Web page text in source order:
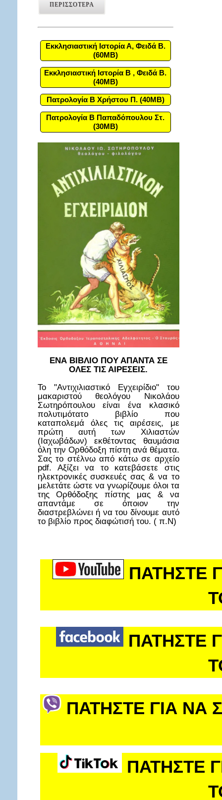
ΠΕΡΙΣΣΟΤΕΡΑ
Εκκλησιαστική Ιστορία Α, Φειδά Β.
(60MB)
Εκκλησιαστική Ιστορία Β , Φειδά Β.
(40MB)
Πατρολογία Β Χρήστου Π. (40MB)
Πατρολογία Β Παπαδόπουλου Στ.
(30MB)
ΕΝΑ ΒΙΒΛΙΟ ΠΟΥ ΑΠΑΝΤΑ ΣΕ
ΟΛΕΣ ΤΙΣ ΑΙΡΕΣΕΙΣ.
Το "Αντιχιλιαστικό Εγχειρίδιο" του
μακαριστού θεολόγου Νικολάου
Σωτηρόπουλου είναι ένα κλασικό
πολυτιμότατο βιβλίο που
καταπολεμά όλες τις αιρέσεις, με
πρώτη αυτή των Χιλιαστών
(Ιαχωβάδων) εκθέτοντας θαυμάσια
όλη την Ορθόδοξη πίστη ανά θέματα.
Σας το στέλνω από κάτω σε αρχείο
pdf. Αξίζει να το κατεβάσετε στις
ηλεκτρονικές συσκευές σας & να το
μελετάτε ώστε να γνωρίζουμε όλοι τα
της Ορθόδοξης πίστης μας & να
απαντάμε σε όποιον την
διαστρεβλώνει ή να του δίνουμε αυτό
το βιβλίο προς διαφώτισή του. ( π.Ν)
ΠΑΤΗΣΤΕ
ΠΑΤΗΣΤΕ
ΠΑΤΗΣΤΕ ΓΙΑ ΝΑ
ΠΑΤΗΣΤΕ